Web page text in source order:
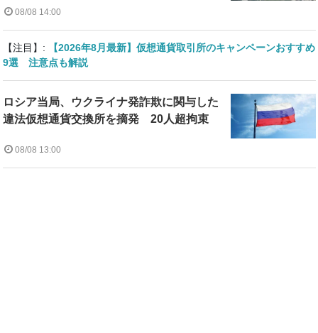
08/08 14:00
【注目】:
【2026年8月最新】仮想通貨取引所のキャンペーンおすすめ
9選 注意点も解説
ロシア当局、ウクライナ発詐欺に関与した
違法仮想通貨交換所を摘発 20人超拘束
08/08 13:00